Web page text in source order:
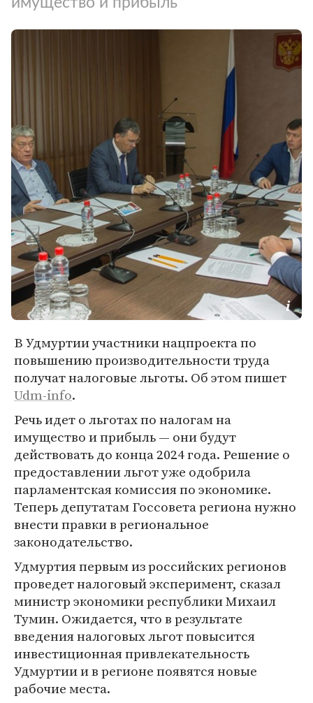
В Удмуртии участники нацпроекта по
повышению производительности труда
получат налоговые льготы. Об этом пишет
Udm-info.
Речь идет о льготах по налогам на
имущество и прибыль — они будут
действовать до конца 2024 года. Решение о
предоставлении льгот уже одобрила
парламентская комиссия по экономике.
Теперь депутатам Госсовета региона нужно
внести правки в региональное
законодательство.
Удмуртия первым из российских регионов
проведет налоговый эксперимент, сказал
министр экономики республики Михаил
Тумин. Ожидается, что в результате
введения налоговых льгот повысится
инвестиционная привлекательность
Удмуртии и в регионе появятся новые
рабочие места.